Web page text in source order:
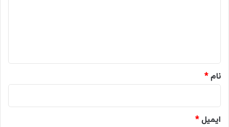
نام*
ایمیل*